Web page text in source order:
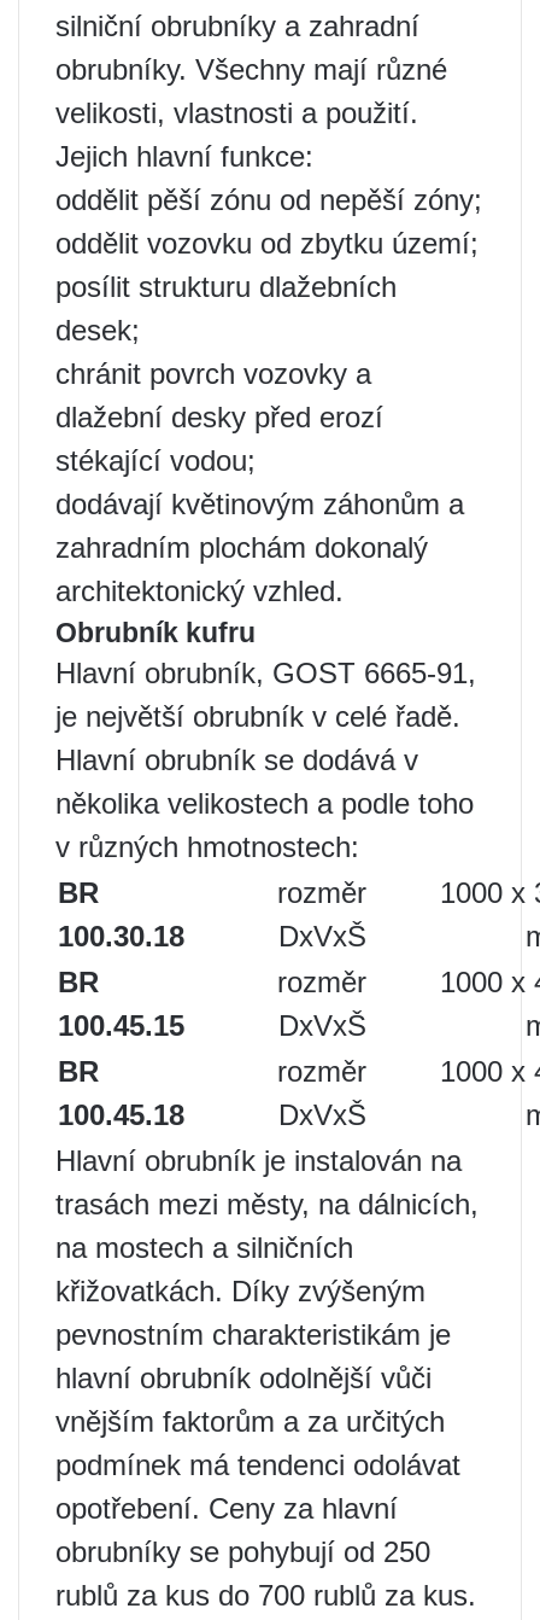
silniční obrubníky a zahradní
obrubníky. Všechny mají různé
velikosti, vlastnosti a použití.
Jejich hlavní funkce:
oddělit pěší zónu od nepěší zóny;
oddělit vozovku od zbytku území;
posílit strukturu dlažebních
desek;
chránit povrch vozovky a
dlažební desky před erozí
stékající vodou;
dodávají květinovým záhonům a
zahradním plochám dokonalý
architektonický vzhled.
Obrubník kufru
Hlavní obrubník, GOST 6665-91,
je největší obrubník v celé řadě.
Hlavní obrubník se dodává v
několika velikostech a podle toho
v různých hmotnostech:
BR
100.30.18
rozměr
DxVxŠ
1000 x
BR
100.45.15
rozměr
DxVxŠ
1000 x
BR
100.45.18
rozměr
DxVxŠ
1000 x
Hlavní obrubník je instalován na
trasách mezi městy, na dálnicích,
na mostech a silničních
křižovatkách. Díky zvýšeným
pevnostním charakteristikám je
hlavní obrubník odolnější vůči
vnějším faktorům a za určitých
podmínek má tendenci odolávat
opotřebení. Ceny za hlavní
obrubníky se pohybují od 250
rublů za kus do 700 rublů za kus.